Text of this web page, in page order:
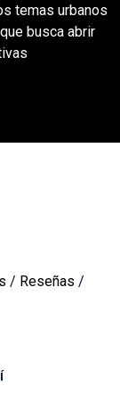
temas urbanos
busca abrir
/ Reseñas /